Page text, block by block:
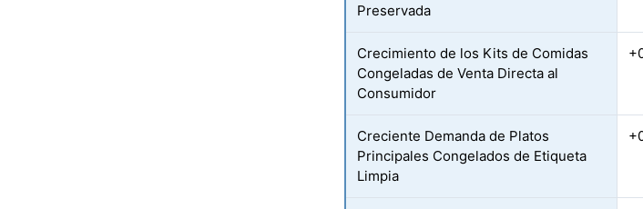
Preservada
Crecimiento de los Kits de Comidas
Congeladas de Venta Directa al
Consumidor
Creciente Demanda de Platos
Principales Congelados de Etiqueta
Limpia